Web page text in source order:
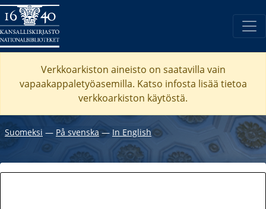
Verkkoarkiston aineisto on saatavilla vain
vapaakappaletyöasemilla. Katso infosta lisää tietoa
verkkoarkiston käytöstä.
Suomeksi ― På svenska― In English